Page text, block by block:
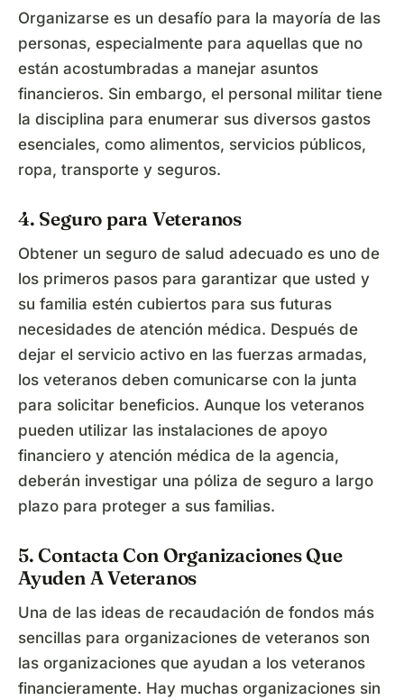
Organizarse es un desafío para la mayoría de las
personas, especialmente para aquellas que no
están acostumbradas a manejar asuntos
financieros. Sin embargo, el personal militar tiene
la disciplina para enumerar sus diversos gastos
esenciales, como alimentos, servicios públicos,
ropa, transporte y seguros.
4. Seguro para Veteranos
Obtener un seguro de salud adecuado es uno de
los primeros pasos para garantizar que usted y
su familia estén cubiertos para sus futuras
necesidades de atención médica. Después de
dejar el servicio activo en las fuerzas armadas,
los veteranos deben comunicarse con la junta
para solicitar beneficios. Aunque los veteranos
pueden utilizar las instalaciones de apoyo
financiero y atención médica de la agencia,
deberán investigar una póliza de seguro a largo
plazo para proteger a sus familias.
5. Contacta Con Organizaciones Que
Ayuden A Veteranos
Una de las ideas de recaudación de fondos más
sencillas para organizaciones de veteranos son
las organizaciones que ayudan a los veteranos
financieramente. Hay muchas organizaciones sin